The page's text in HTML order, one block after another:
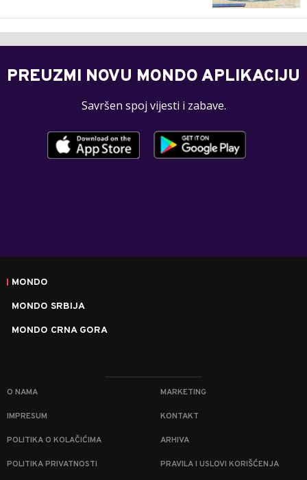
PREUZMI NOVU MONDO APLIKACIJU
Savršen spoj vijesti i zabave.
MONDO
MONDO SRBIJA
MONDO CRNA GORA
O NAMA MARKETING
IMPRESUM KONTAKT
POLITIKA O KOLAČIĆIMA ARHIVA
POLITIKA PRIVATNOSTI PRAVILA I USLOVI KORIŠĆENJA